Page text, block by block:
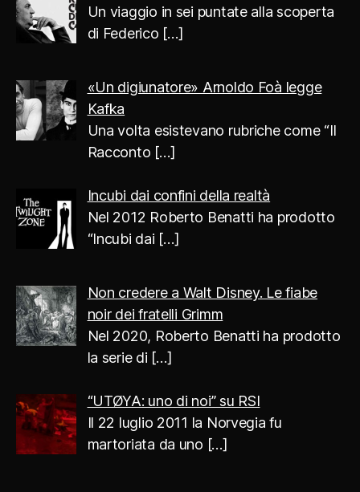
Un viaggio in sei puntate alla scoperta
di Federico […]
«Un digiunatore» Arnoldo Foà legge
Kafka
Una volta esistevano rubriche come “Il
Racconto […]
Incubi dai confini della realtà
Nel 2012 Roberto Benatti ha prodotto
“Incubi dai […]
Non credere a Walt Disney. Le fiabe
noir dei fratelli Grimm
Nel 2020, Roberto Benatti ha prodotto
la serie di […]
“UTØYA: uno di noi” su RSI
Il 22 luglio 2011 la Norvegia fu
martoriata da uno […]